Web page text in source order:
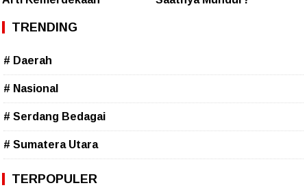
TRENDING
# Daerah
# Nasional
# Serdang Bedagai
# Sumatera Utara
TERPOPULER